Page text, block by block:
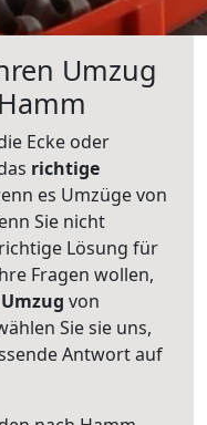
Umzug
Ecke oder
richtige
es Umzüge von
Sie nicht
Lösung für
Fragen wollen,
von
Sie sie uns,
Antwort auf